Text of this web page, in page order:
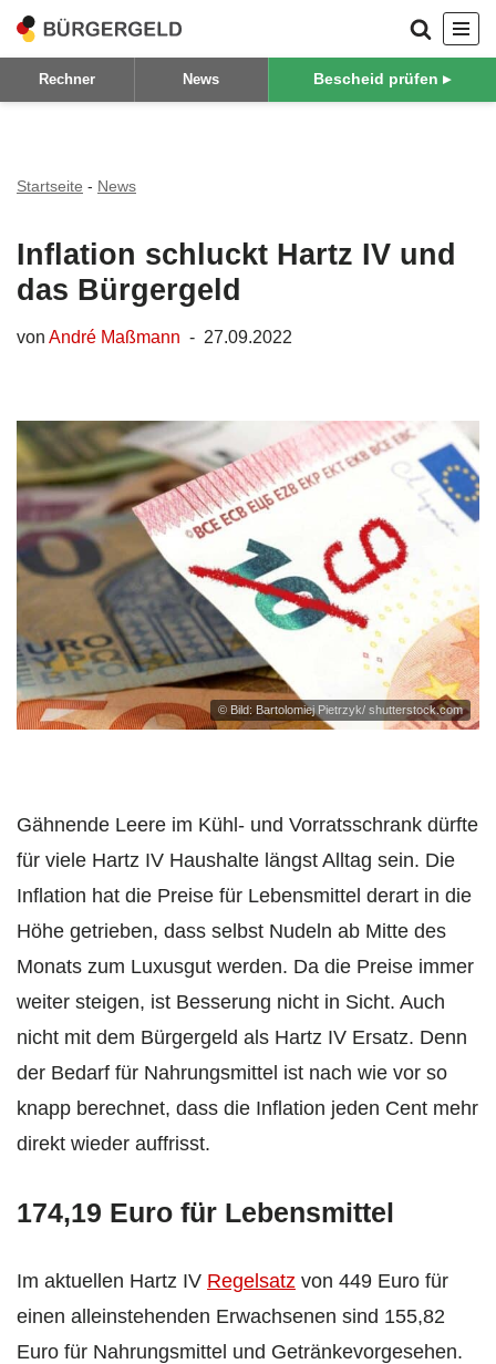
Zum
Inhalt
Rechner News Bescheid prüfen ▸
Startseite - News
Inflation schluckt Hartz IV und
das Bürgergeld
von André Maßmann 27.09.2022
© Bild: Bartolomiej Pietrzyk/ shutterstock.com
Gähnende Leere im Kühl- und Vorratsschrank dürfte
für viele Hartz IV Haushalte längst Alltag sein. Die
Inflation hat die Preise für Lebensmittel derart in die
Höhe getrieben, dass selbst Nudeln ab Mitte des
Monats zum Luxusgut werden. Da die Preise immer
weiter steigen, ist Besserung nicht in Sicht. Auch
nicht mit dem Bürgergeld als Hartz IV Ersatz. Denn
der Bedarf für Nahrungsmittel ist nach wie vor so
knapp berechnet, dass die Inflation jeden Cent mehr
direkt wieder auffrisst.
174,19 Euro für Lebensmittel
Im aktuellen Hartz IV Regelsatz von 449 Euro für
einen alleinstehenden Erwachsenen sind 155,82
Euro für Nahrungsmittel und Getränkevorgesehen.